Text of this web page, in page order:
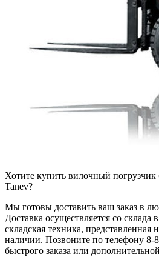
Хотите купить вилочный
Tanev?
Мы готовы доставить ваш заказ в
Доставка осуществляется со склада
складская техника, представленная
наличии. Позвоните по телефону 8-
быстрого заказа или